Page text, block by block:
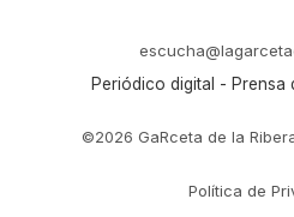
Periódico digital - Prensa
©2026 GaRceta de la
Política de